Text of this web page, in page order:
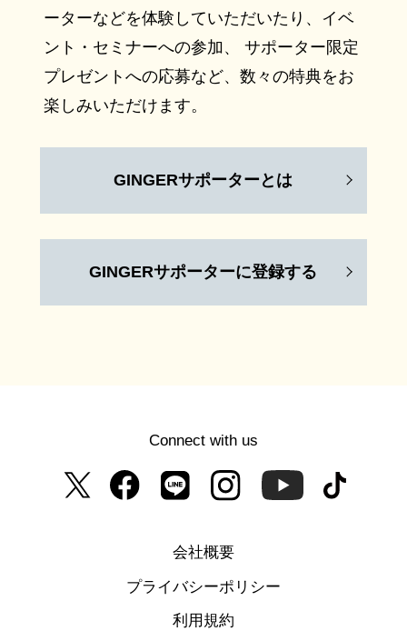
ーターなどを体験していただいたり、イベ
ント・セミナーへの参加、 サポーター限定
プレゼントへの応募など、数々の特典をお
楽しみいただけます。
GINGERサポーターとは
GINGERサポーターに登録する
Connect with us
会社概要
プライバシーポリシー
利用規約